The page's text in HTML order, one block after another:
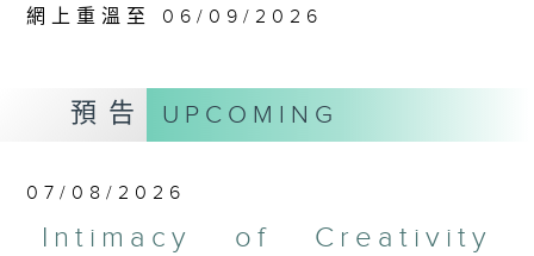
網上重溫至 06/09/2026
預告 UPCOMING
07/08/2026
Intimacy of Creativity